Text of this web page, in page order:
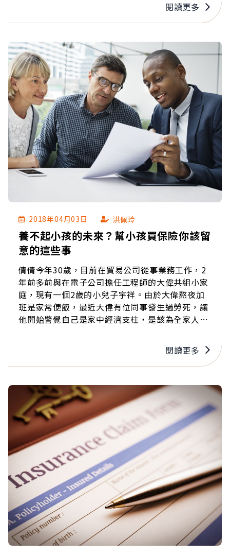
閱讀更多
2018年04月03日 洪佩玲
養不起小孩的未來？幫小孩買保險你該留
意的這些事
倩倩今年30歲，目前在貿易公司從事業務工作，2
年前多前與在電子公司擔任工程師的大偉共組小家
庭，現有一個2歲的小兒子宇祥。由於大偉熬夜加
班是家常便飯，最近大偉有位同事發生過勞死，讓
他開始警覺自己是家中經濟支柱，是該為全家人建
閱讀更多